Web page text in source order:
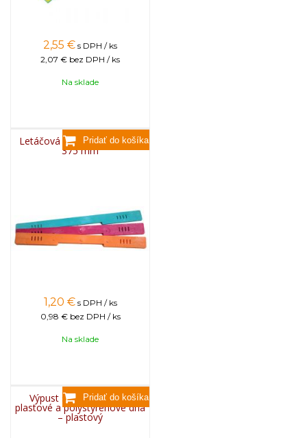
2,55 € s DPH / ks
2,07 € bez DPH / ks
Na sklade
Letáčová zábrana plastová,
375 mm
1,20 € s DPH / ks
0,98 € bez DPH / ks
Na sklade
Výpust s uzáverom pre
plastové a polystyrénové dná
– plastový